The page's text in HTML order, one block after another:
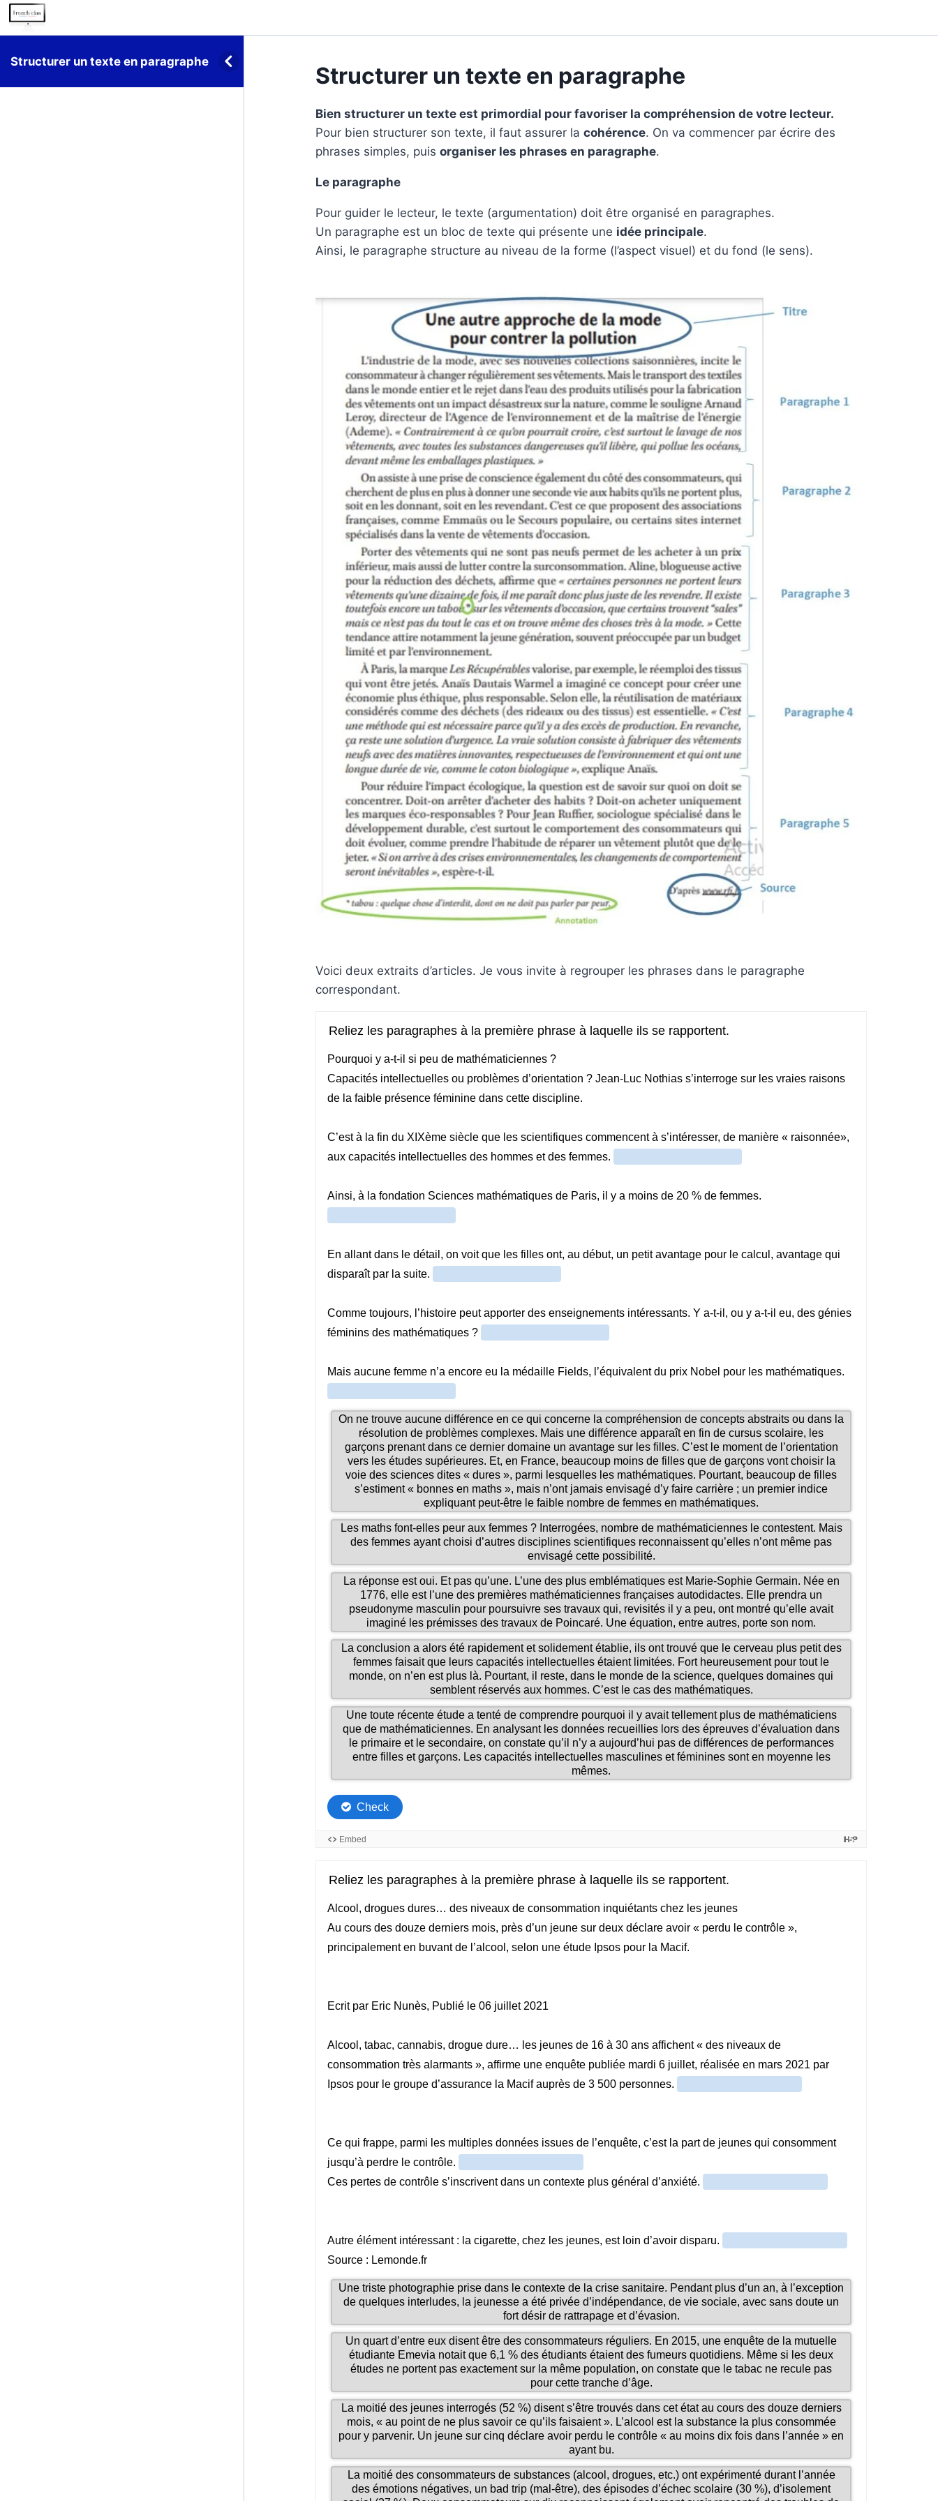
Structurer un texte en paragraphe
Structurer un texte en paragraphe
Bien structurer un texte est primordial pour favoriser la compréhension de votre lecteur.
Pour bien structurer son texte, il faut assurer la cohérence. On va commencer par écrire des
phrases simples, puis organiser les phrases en paragraphe.
Le paragraphe
Pour guider le lecteur, le texte (argumentation) doit être organisé en paragraphes.
Un paragraphe est un bloc de texte qui présente une idée principale.
Ainsi, le paragraphe structure au niveau de la forme (l’aspect visuel) et du fond (le sens).
Voici deux extraits d’articles. Je vous invite à regrouper les phrases dans le paragraphe
correspondant.